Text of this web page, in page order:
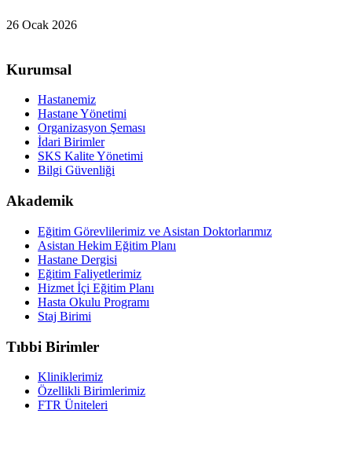
26 Ocak 2026
Kurumsal
Hastanemiz
Hastane Yönetimi
Organizasyon Şeması
İdari Birimler
SKS Kalite Yönetimi
Bilgi Güvenliği
Akademik
Eğitim Görevlilerimiz ve Asistan Doktorlarımız
Asistan Hekim Eğitim Planı
Hastane Dergisi
Eğitim Faliyetlerimiz
Hizmet İçi Eğitim Planı
Hasta Okulu Programı
Staj Birimi
Tıbbi Birimler
Kliniklerimiz
Özellikli Birimlerimiz
FTR Üniteleri